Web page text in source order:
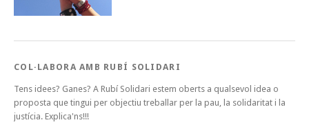
COL·LABORA AMB RUBÍ SOLIDARI
Tens idees? Ganes? A Rubí Solidari estem oberts a qualsevol idea o
proposta que tingui per objectiu treballar per la pau, la solidaritat i la
justícia. Explica'ns!!!